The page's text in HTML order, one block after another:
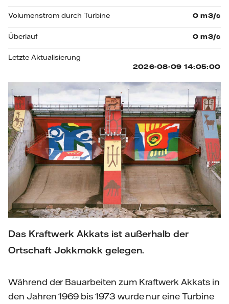
Volumenstrom durch Turbine
Überlauf
Letzte Aktualisierung
Das Kraftwerk Akkats ist außerhalb der
Ortschaft Jokkmokk gelegen.
Während der Bauarbeiten zum Kraftwerk Akkats in
den Jahren 1969 bis 1973 wurde nur eine Turbine